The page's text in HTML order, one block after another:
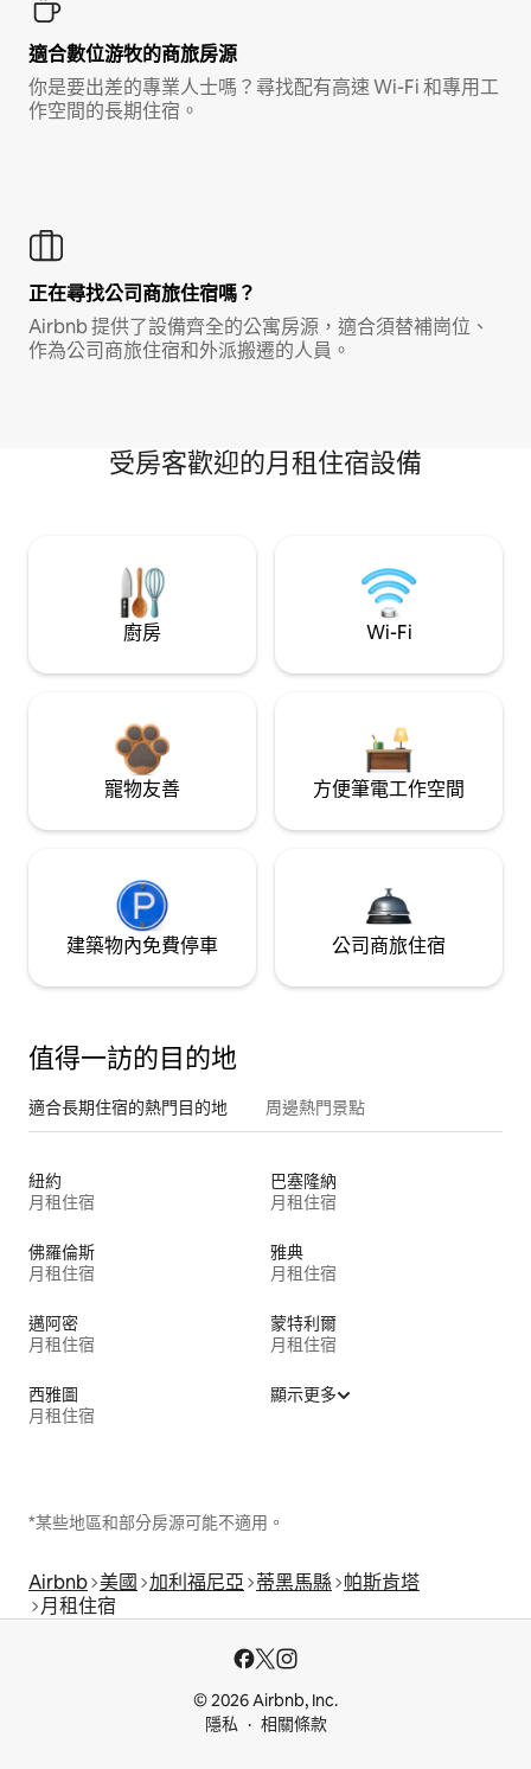
適合數位游牧的商旅房源
你是要出差的專業人士嗎？尋找配有高速 Wi-Fi 和專用工
作空間的長期住宿。
正在尋找公司商旅住宿嗎？
Airbnb 提供了設備齊全的公寓房源，適合須替補崗位、
作為公司商旅住宿和外派搬遷的人員。
受房客歡迎的月租住宿設備
廚房 Wi-Fi
寵物友善 方便筆電工作空間
建築物內免費停車 公司商旅住宿
值得一訪的目的地
適合長期住宿的熱門目的地 周邊熱門景點
紐約
月租住宿
巴塞隆納
月租住宿
佛羅倫斯
月租住宿
雅典
月租住宿
邁阿密
月租住宿
蒙特利爾
月租住宿
西雅圖
月租住宿
顯示更多
*某些地區和部分房源可能不適用。
Airbnb 美國 加利福尼亞 蒂黑馬縣 帕斯肯塔
月租住宿
© 2026 Airbnb, Inc.
隱私
相關條款